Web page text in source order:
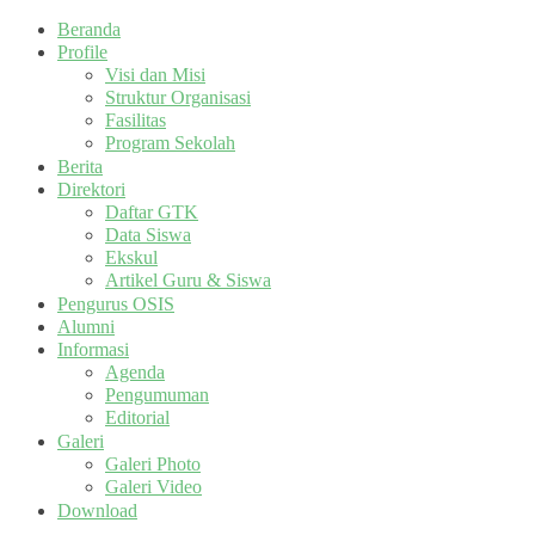
Beranda
Profile
Visi dan Misi
Struktur Organisasi
Fasilitas
Program Sekolah
Berita
Direktori
Daftar GTK
Data Siswa
Ekskul
Artikel Guru & Siswa
Pengurus OSIS
Alumni
Informasi
Agenda
Pengumuman
Editorial
Galeri
Galeri Photo
Galeri Video
Download